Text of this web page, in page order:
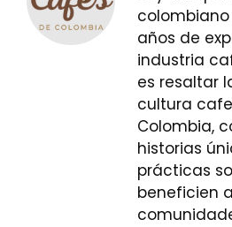
colombiano
años de
industria
es resaltar
cultura
Colombia,
historias
prácticas
beneficien